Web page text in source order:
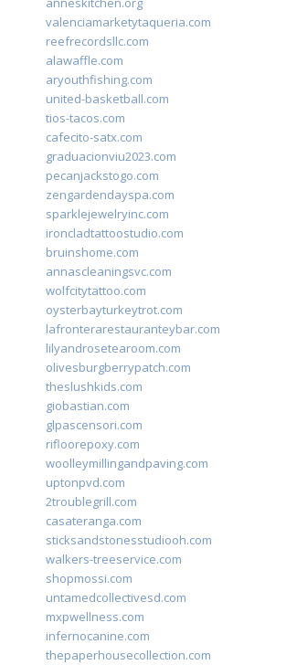
valenciamarketytaqueria.com
reefrecordsllc.com
alawaffle.com
aryouthfishing.com
united-basketball.com
tios-tacos.com
cafecito-satx.com
graduacionviu2023.com
pecanjackstogo.com
zengardendayspa.com
sparklejewelryinc.com
ironcladtattoostudio.com
bruinshome.com
annascleaningsvc.com
wolfcitytattoo.com
oysterbayturkeytrot.com
lafronterarestauranteybar.com
lilyandrosetearoom.com
olivesburgberrypatch.com
theslushkids.com
giobastian.com
glpascensori.com
rifloorepoxy.com
woolleymillingandpaving.com
uptonpvd.com
2troublegrill.com
casateranga.com
sticksandstonesstudiooh.com
walkers-treeservice.com
shopmossi.com
untamedcollectivesd.com
mxpwellness.com
infernocanine.com
thepaperhousecollection.com